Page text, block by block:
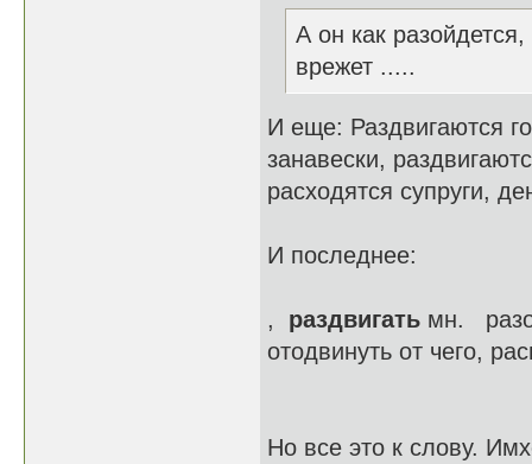
А он как
врежет .....
И еще: Раздвигаются
занавески,
расходятся супруги,
И последнее:
, раздвигать мн.
отодвинуть от чего,
Но все это к слову.